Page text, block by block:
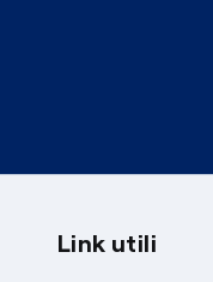
Link utili